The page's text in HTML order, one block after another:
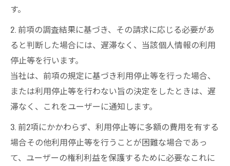
す。
2. 前項の調査結果に基づき、その請求に応じる必要があ
ると判断した場合には、遅滞なく、当該個人情報の利用
停止等を行います。
当社は、前項の規定に基づき利用停止等を行った場合、
または利用停止等を行わない旨の決定をしたときは、遅
滞なく、これをユーザーに通知します。
3. 前2項にかかわらず、利用停止等に多額の費用を有する
場合その他利用停止等を行うことが困難な場合であっ
て、ユーザーの権利利益を保護するために必要なこれに